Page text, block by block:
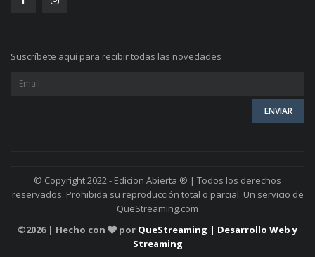
Suscríbete aquí para recibir todas las novedades
© Copyright 2022 - Edicion Abierta ® | Todos los derechos
reservados. Prohibida su reproducción total o parcial. Un servicio de
QueStreaming.com
©2026 | Hecho con por QueStreaming | Desarrollo Web y
Streaming